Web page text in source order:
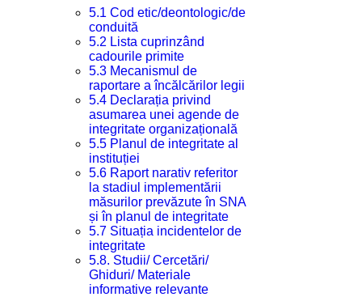
5.1 Cod etic/deontologic/de
conduită
5.2 Lista cuprinzând
cadourile primite
5.3 Mecanismul de
raportare a încălcărilor legii
5.4 Declarația privind
asumarea unei agende de
integritate organizațională
5.5 Planul de integritate al
instituției
5.6 Raport narativ referitor
la stadiul implementării
măsurilor prevăzute în SNA
și în planul de integritate
5.7 Situația incidentelor de
integritate
5.8. Studii/ Cercetări/
Ghiduri/ Materiale
informative relevante